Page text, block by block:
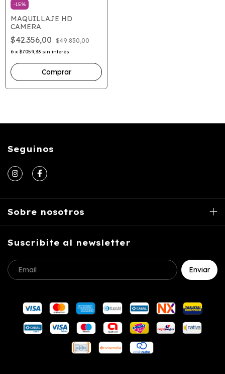
-15%
MAQUILLAJE HD
CAMERA
$42.356,00 $49.830,00
6 x $7.059,33 sin interés
Comprar
Seguinos
Sobre nosotros
Suscribite al newsletter